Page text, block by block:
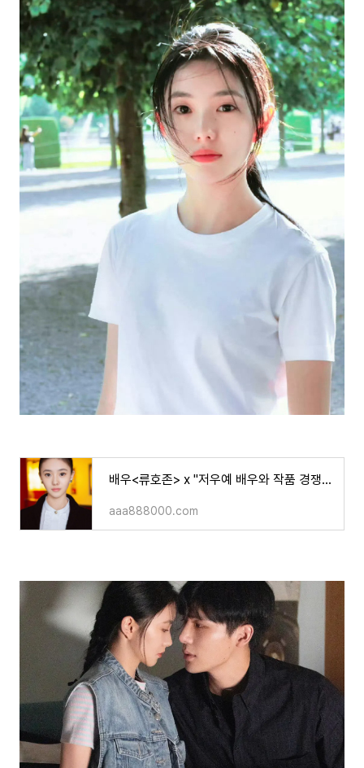
배우<류호존> x "저우예 배우와 작품 경쟁중인가요?"(기사)
aaa888000.com